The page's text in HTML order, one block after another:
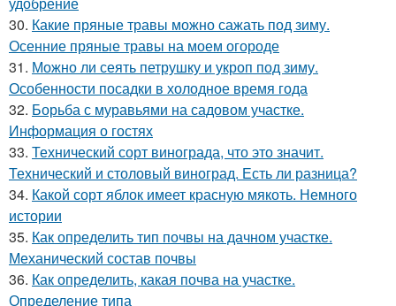
30. Какие пряные травы можно сажать под зиму.
Осенние пряные травы на моем огороде
31. Можно ли сеять петрушку и укроп под зиму.
Особенности посадки в холодное время года
32. Борьба с муравьями на садовом участке.
Информация о гостях
33. Технический сорт винограда, что это значит.
Технический и столовый виноград. Есть ли разница?
34. Какой сорт яблок имеет красную мякоть. Немного
истории
35. Как определить тип почвы на дачном участке.
Механический состав почвы
36. Как определить, какая почва на участке.
Определение типа